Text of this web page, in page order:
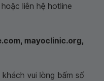
liên hệ hotline
mayoclinic.org,
vui lòng bấm số